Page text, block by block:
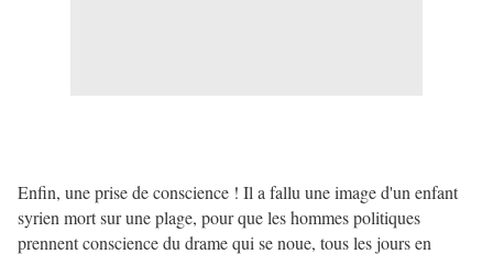
Enfin, une prise de conscience ! Il a fallu une image d'un enfant
syrien mort sur une plage, pour que les hommes politiques
prennent conscience du drame qui se noue, tous les jours en